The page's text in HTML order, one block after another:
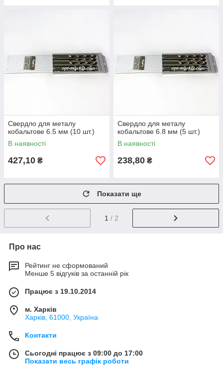
Свердло для металу
кобальтове 6.5 мм (10 шт.)
В наявності
427,10 ₴
Свердло для металу
кобальтове 6.8 мм (5 шт.)
В наявності
238,80 ₴
Показати ще
1 / 2
Про нас
Рейтинг не сформований
Менше 5 відгуків за останній рік
Працює з 19.10.2014
м. Харків
Харків, 61000, Україна
Контакти
Сьогодні працює з 09:00 до 17:00
Показати весь графік роботи